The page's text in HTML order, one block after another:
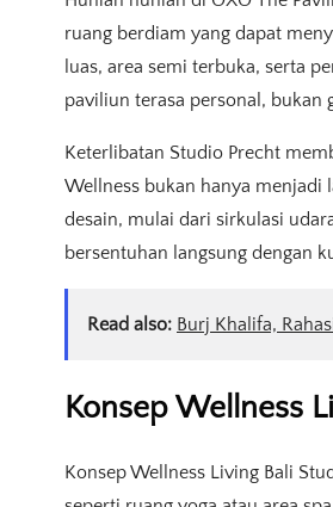
ruang berdiam yang dapat
luas, area semi terbuka, serta
paviliun terasa personal, bukan
Keterlibatan Studio Precht
Wellness bukan hanya menjadi
desain, mulai dari sirkulasi
bersentuhan langsung dengan
Read also: Burj Khalifa,
Konsep Wellness
Konsep Wellness Living Bali